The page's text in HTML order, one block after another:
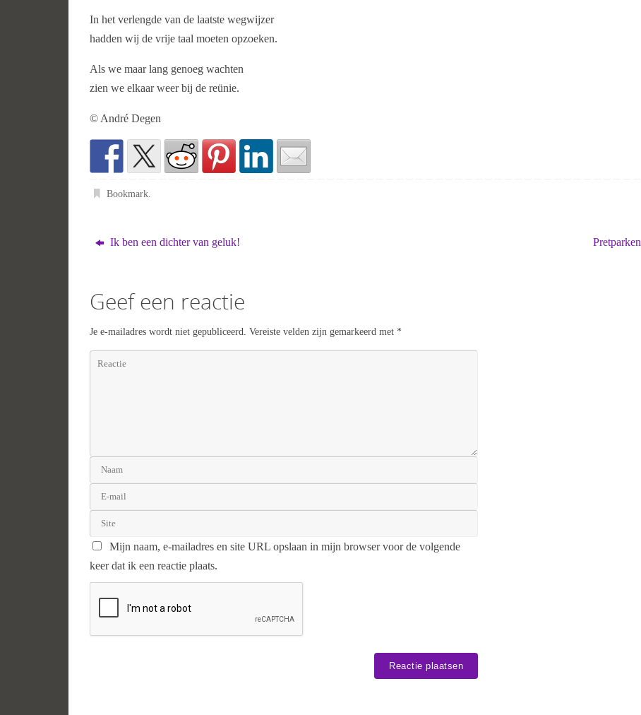
In het verlengde van de laatste wegwijzer
hadden wij de vrije taal moeten opzoeken.
Als we maar lang genoeg wachten
zien we elkaar weer bij de reünie.
© André Degen
Bookmark.
Ik ben een dichter van geluk! Pretparken
Geef een reactie
Je e-mailadres wordt niet gepubliceerd. Vereiste velden zijn gemarkeerd met *
Mijn naam, e-mailadres en site URL opslaan in mijn browser voor de volgende
keer dat ik een reactie plaats.